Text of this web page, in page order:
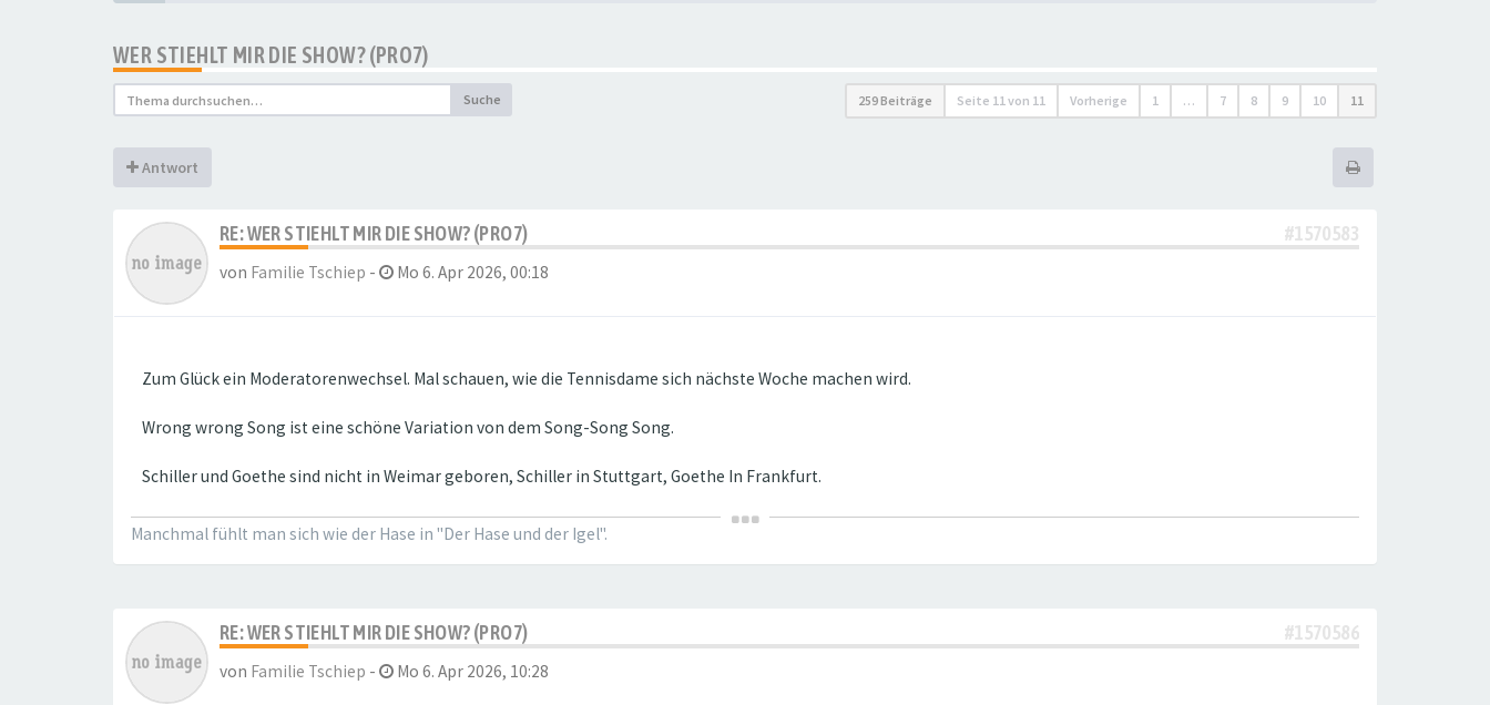
WER STIEHLT MIR DIE SHOW? (PRO7)
Suche 259 Beiträge Seite 11von 11 Vorherige 1 … 7 8 9 10 11
Antwort
RE: WER STIEHLT MIR DIE SHOW? (PRO7) #1570583
von Familie Tschiep - Mo 6. Apr 2026, 00:18
Zum Glück ein Moderatorenwechsel. Mal schauen, wie die Tennisdame sich nächste Woche machen wird.
Wrong wrong Song ist eine schöne Variation von dem Song-Song Song.
Schiller und Goethe sind nicht in Weimar geboren, Schiller in Stuttgart, Goethe In Frankfurt.
Manchmal fühlt man sich wie der Hase in "Der Hase und der Igel".
RE: WER STIEHLT MIR DIE SHOW? (PRO7) #1570586
von Familie Tschiep - Mo 6. Apr 2026, 10:28